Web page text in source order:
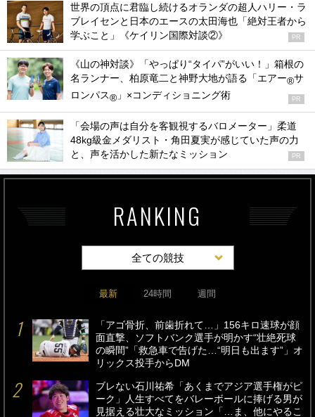
学ぶこと」《ケイリン国際対談②》
PR
《山の神対談》「やっぱり“タイパ”がいい！」箱根の
名ランナー、柏原竜二と神野大地が語る「エアー®サ
ロンパス®」×コンディショニング術
「会場の声は自分を客観視するバロメーター」柔道
48kg級金メダリスト・角田夏実が感じていた声の力
と、声を活かした新たなミッション
PR
RANKING
24時間
「アゴ骨折、前歯折れて…」156キロ速球が顔
の瞬間”「救急車で告げた…“明日も出ます”」オ
リックス投手からDM
ブレない石川祐希「あくまでアジア選手権がピ
見据える壮大なミッション「…ま、他にやるこ
とないし（笑）」